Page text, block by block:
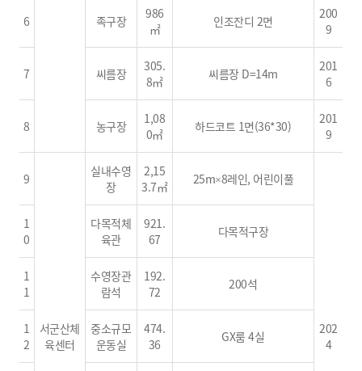
6 족구장
986
㎡
인조잔디 2면
200
9
7 씨름장
305.
8㎡
씨름장 D=14m
201
6
8 농구장
1,08
0㎡
하드코트 1면(36*30)
201
9
9
서군산체
육센터
실내수영
장
2,15
3.7㎡
25m×8레인, 어린이풀
202
4
1
0
다목적체
육관
921.
67
다목적구장
1
1
수영장관
람석
192.
72
200석
1
2
중소규모
운동실
474.
36
GX룸 4실